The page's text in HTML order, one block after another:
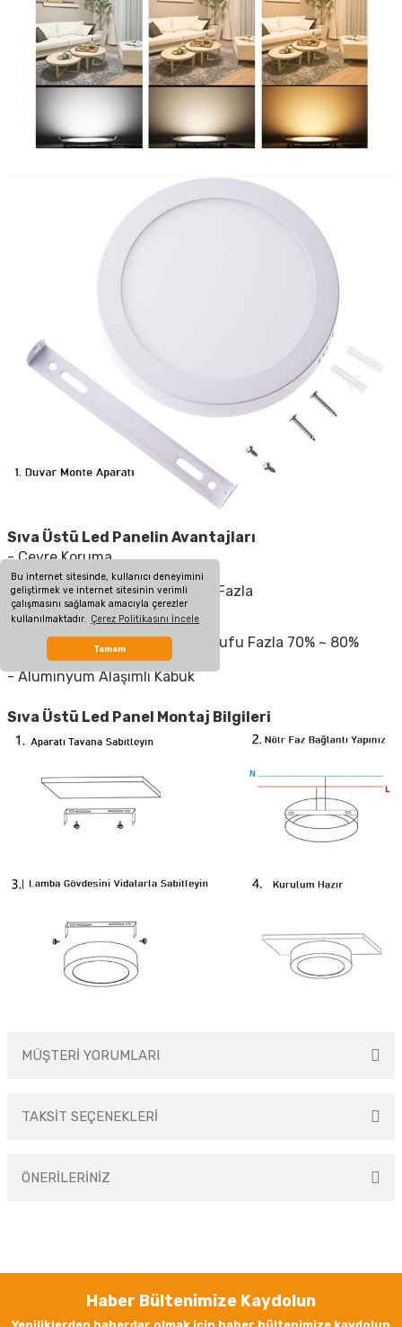
Bu internet sitesinde, kullanıcı deneyimini
geliştirmek ve internet sitesinin verimli
çalışmasını sağlamak amacıyla çerezler
kullanılmaktadır. Çerez Politikasını İncele
Tamam
Sıva Üstü Led Panelin Avantajları
- Çevre Koruma
- Güvenli ve Kurulumu Kolay
- Uzun Ömürlü, 15000 Saatten Fazla
- Kırık Cam Tehlikesi Yok
- Düşük Güç Tüketimi
- Yüksek Verimlilik, Enerji Tasarrufu Fazla 70% ~ 80%
- Şık Tasarım
- Alüminyum Alaşımlı Kabuk
Sıva Üstü Led Panel Montaj Bilgileri
MÜŞTERİ YORUMLARI
TAKSİT SEÇENEKLERİ
ÖNERİLERİNİZ
Görüş ve önerileriniz için teşekkür ederiz.
Ürün resmi kalitesiz, bozuk veya görüntülenemiyor.
Haber Bültenimize Kaydolun